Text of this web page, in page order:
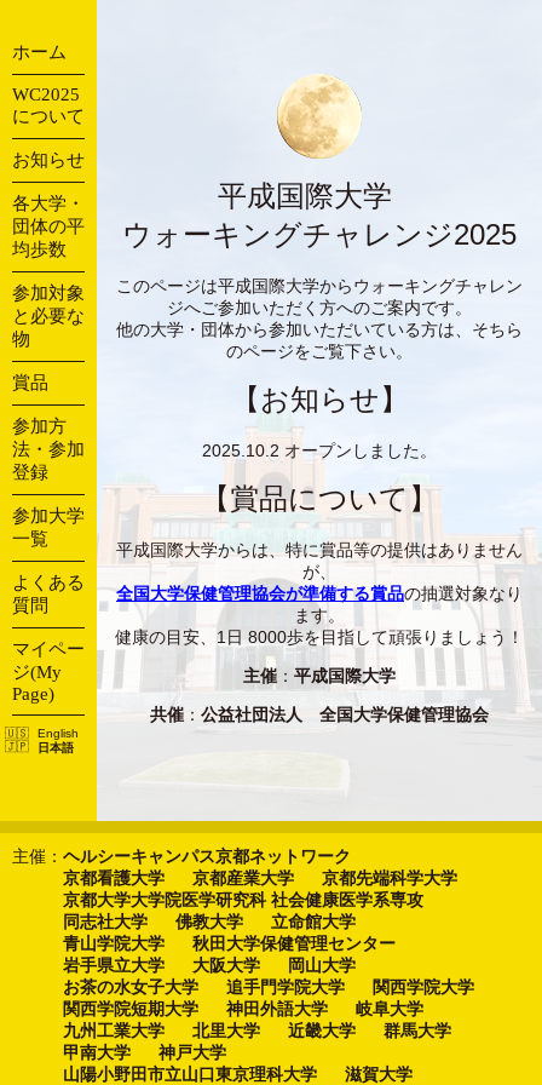
ホーム
WC2025
について
お知らせ
各大学・
団体の平
均歩数
参加対象
と必要な
物
賞品
参加方
法・参加
登録
参加大学
一覧
よくある
質問
マイペー
ジ(My
Page)
English
日本語
平成国際大学
ウォーキングチャレンジ2025
このページは平成国際大学からウォーキングチャレン
ジへご参加いただく方へのご案内です。
他の大学・団体から参加いただいている方は、そちら
のページをご覧下さい。
【お知らせ】
2025.10.2 オープンしました。
【賞品について】
平成国際大学からは、特に賞品等の提供はありません
が、
全国大学保健管理協会が準備する賞品の抽選対象なり
ます。
健康の目安、1日 8000歩を目指して頑張りましょう！
主催 ： 平成国際大学
共催 ： 公益社団法人 全国大学保健管理協会
主催： ヘルシーキャンパス京都ネットワーク
京都看護大学
京都産業大学
京都先端科学大学
京都大学大学院医学研究科 社会健康医学系専攻
同志社大学
佛教大学
立命館大学
青山学院大学
秋田大学保健管理センター
岩手県立大学
大阪大学
岡山大学
お茶の水女子大学
追手門学院大学
関西学院大学
関西学院短期大学
神田外語大学
岐阜大学
九州工業大学
北里大学 近畿大学
群馬大学
甲南大学
神戸大学
山陽小野田市立山口東京理科大学
滋賀大学